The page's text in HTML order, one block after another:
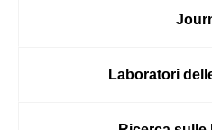
Laboratori